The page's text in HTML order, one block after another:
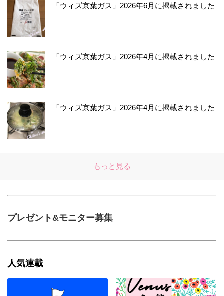
「ウィズ京葉ガス」2026年6月に掲載されました
「ウィズ京葉ガス」2026年4月に掲載されました
「ウィズ京葉ガス」2026年4月に掲載されました
もっと見る
プレゼント&モニター募集
人気連載